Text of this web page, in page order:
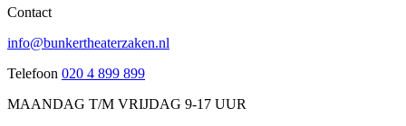
Contact
info@bunkertheaterzaken.nl
Telefoon 020 4 899 899
MAANDAG T/M VRIJDAG 9-17 UUR